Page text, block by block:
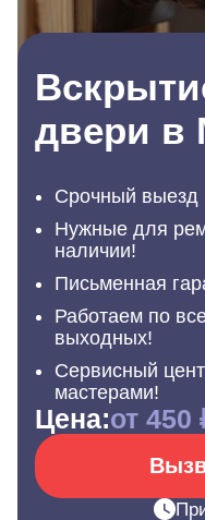
двери в
Срочный выезд
Нужные для
наличии!
Письменная
Работаем по
выходных!
Сервисный
мастерами!
Цена:от 450